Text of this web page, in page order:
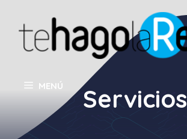
contenido
MENÚ Servicios